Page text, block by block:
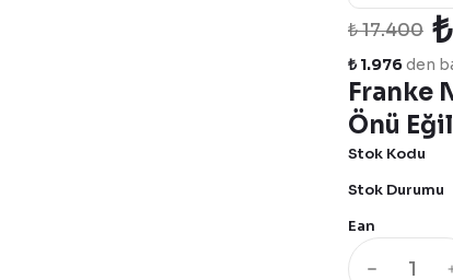
Franke
Önü
₺ 17.400
₺ 1.976den
Stok Kodu
Stok Durumu
Ean